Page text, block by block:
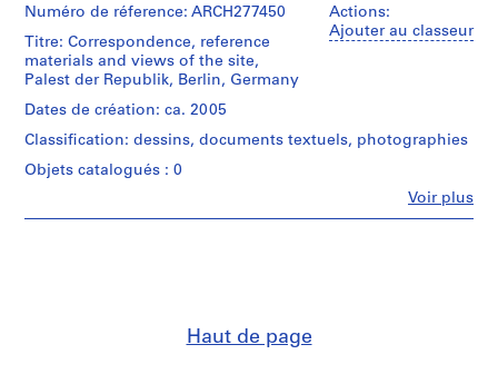
0
0
9
AP164.S1
r
o
e
Actions:
Ajouter au classeur
Voir plus
Numéro de réference: ARCH277450
Titre: Correspondence, reference
materials and views of the site,
Palest der Republik, Berlin, Germany
Dates de création: ca. 2005
Classification: dessins, documents textuels, photographies
Objets catalogués : 0
Haut de page